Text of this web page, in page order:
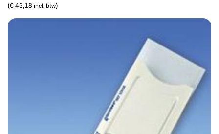
(€ 43,18 incl. btw)